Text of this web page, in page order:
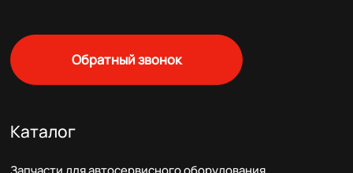
Обратный звонок
Каталог